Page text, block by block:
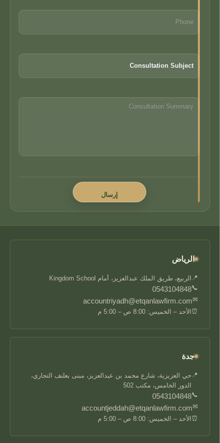
الرياض
📍 الربيع، طريق الملك عبدالعزيز، أمام Kingdom School
📞
0543104848
✉
accountriyadh@etqanlawfirm.com
⏰ الأحد – الخميس: 8:00 ص – 5:00 م
جدة
📍 حي العزيزية، شارع محمد بن عبدالعزيز، مبنى بعلنف التجاري،
الدور الخامس، مكتب 502
📞
0543104848
✉
accountjeddah@etqanlawfirm.com
⏰ الأحد – الخميس: 8:00 ص – 5:00 م